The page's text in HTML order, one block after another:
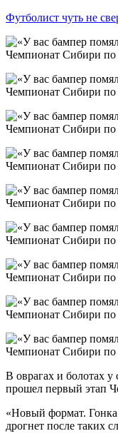
Футболист чуть не
В оврагах и болотах у
прошел первый этап
«Новый формат.
дрогнет после таких